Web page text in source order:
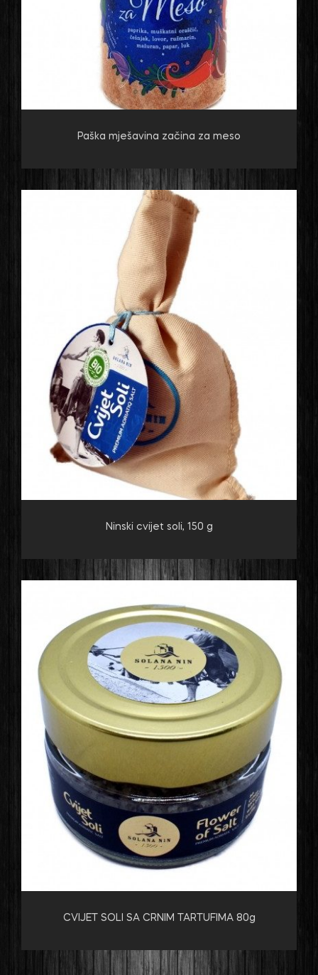
Paška mješavina začina za meso
Ninski cvijet soli, 150 g
CVIJET SOLI SA CRNIM TARTUFIMA 80g